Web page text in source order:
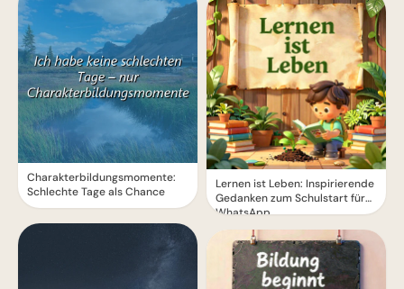
Charakterbildungsmomente:
Schlechte Tage als Chance
Lernen ist Leben: Inspirierende
Gedanken zum Schulstart für
WhatsApp.